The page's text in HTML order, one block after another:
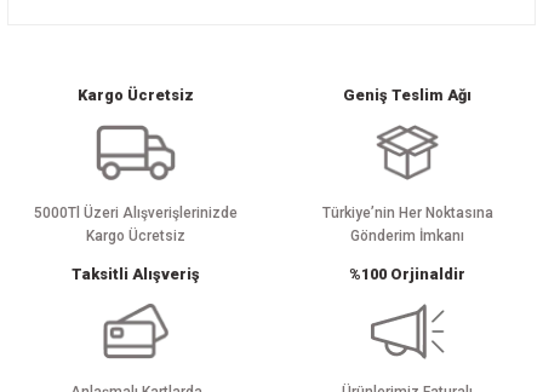
Ürün resmi kalitesiz, bozuk veya görüntülenemiyor.
Ürün açıklamasında eksik bilgiler bulunuyor.
Ürün bilgilerinde hatalar bulunuyor.
Ürün fiyatı diğer sitelerden daha pahalı.
Bu ürüne benzer farklı alternatifler olmalı.
Kargo Ücretsiz
5000Tl Üzeri Alışverişlerinizde
Kargo Ücretsiz
Geniş Teslim Ağı
Türkiye’nin Her Noktasına
Gönderim İmkanı
Taksitli Alışveriş %100 Orjinaldir